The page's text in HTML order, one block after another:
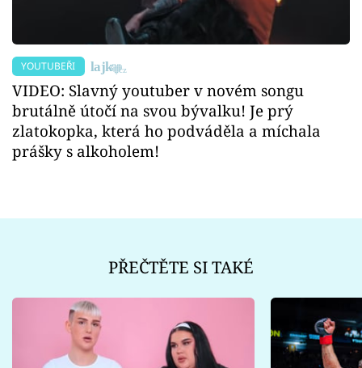
YOUTUBEŘI
VIDEO: Slavný youtuber v novém songu
brutálně útočí na svou bývalku! Je prý
zlatokopka, která ho podváděla a míchala
prášky s alkoholem!
PŘEČTĚTE SI TAKÉ